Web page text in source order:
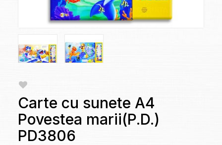
Carte cu sunete A4
Povestea marii(P.D.)
PD3806